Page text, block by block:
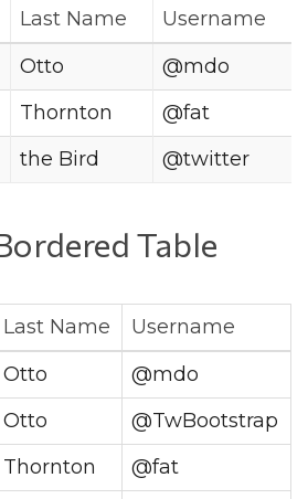
Last Name
Username
Otto
@mdo
Thornton
@fat
the Bird @twitter
Table
Last Name
Username
Otto
@mdo
Otto
@TwBootstrap
Thornton
@fat